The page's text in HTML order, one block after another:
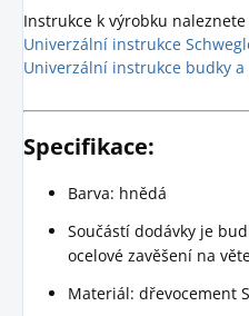
Instrukce k výrobku naleznete
Univerzální instrukce
Univerzální instrukce budky a
Specifikace:
Barva: hnědá
Součástí dodávky je
ocelové zavěšení na
Materiál: dřevocement